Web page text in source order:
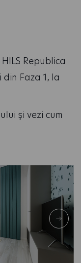
Republica
Faza 1, la
și vezi cum